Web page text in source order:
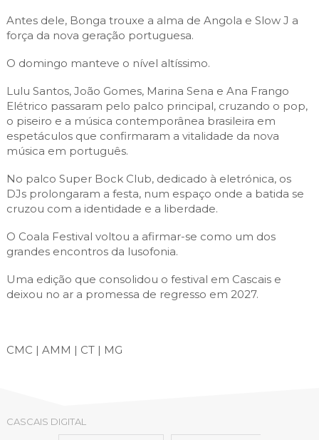
Antes dele, Bonga trouxe a alma de Angola e Slow J a
força da nova geração portuguesa.
O domingo manteve o nível altíssimo.
Lulu Santos, João Gomes, Marina Sena e Ana Frango
Elétrico passaram pelo palco principal, cruzando o pop,
o piseiro e a música contemporânea brasileira em
espetáculos que confirmaram a vitalidade da nova
música em português.
No palco Super Bock Club, dedicado à eletrónica, os
DJs prolongaram a festa, num espaço onde a batida se
cruzou com a identidade e a liberdade.
O Coala Festival voltou a afirmar-se como um dos
grandes encontros da lusofonia.
Uma edição que consolidou o festival em Cascais e
deixou no ar a promessa de regresso em 2027.
CMC | AMM | CT | MG
CASCAIS DIGITAL